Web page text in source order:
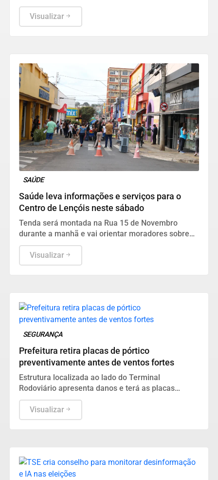
estadual, Senado, Câmara dos Deputados e
assembleias estaduais e distrital.
Visualizar
SAÚDE
Saúde leva informações e serviços para o
Centro de Lençóis neste sábado
Tenda será montada na Rua 15 de Novembro
durante a manhã e vai orientar moradores sobre
unidades de saúde, atendimento e cuidados
básicos
Visualizar
SEGURANÇA
Prefeitura retira placas de pórtico
preventivamente antes de ventos fortes
Estrutura localizada ao lado do Terminal
Rodoviário apresenta danos e terá as placas
removidas até que as condições de segurança
sejam restabelecidas
Visualizar